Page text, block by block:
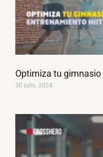
Optimiza tu
30 julio, 2024